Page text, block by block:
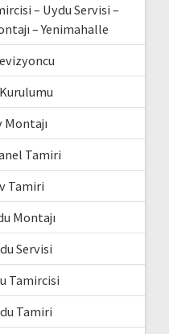
– Uydu Servisi –
– Yenimahalle
Montajı
Tamiri
Tamiri
Montajı
Servisi
Tamircisi
Tamiri